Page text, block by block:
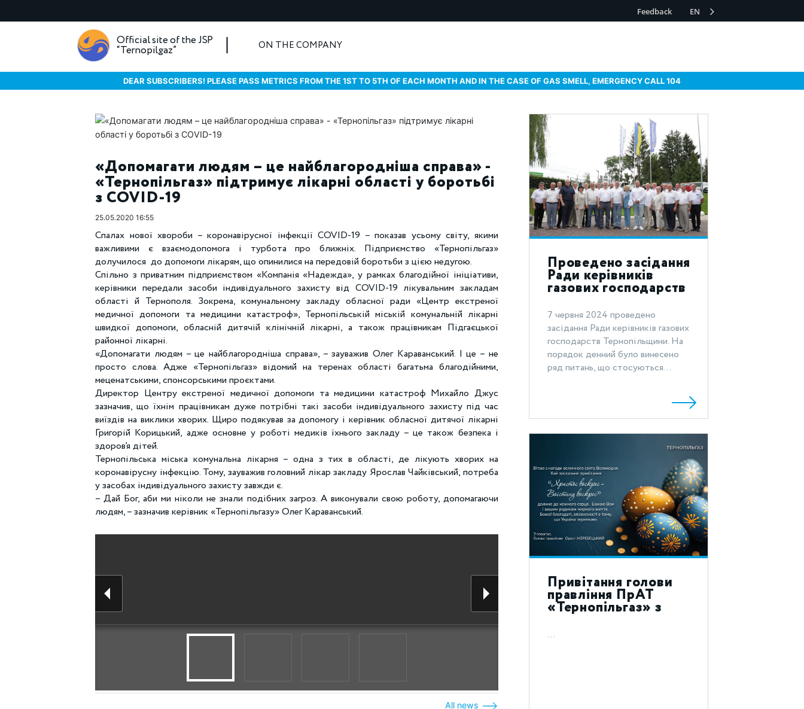
Feedback EN
Official site of the JSP
“Ternopilgaz” ON THE COMPANY
DEAR SUBSCRIBERS! PLEASE PASS METRICS FROM THE 1ST TO 5TH OF EACH MONTH AND IN THE CASE OF GAS SMELL, EMERGENCY CALL 104
«Допомагати людям – це найблагородніша справа» -
«Тернопільгаз» підтримує лікарні області у боротьбі
з COVID-19
25.05.2020 16:55
Спалах нової хвороби – коронавірусної інфекції COVID-19 – показав усьому світу, якими
важливими є взаємодопомога і турбота про ближніх. Підприємство «Тернопільгаз»
долучилося до допомоги лікарям, що опинилися на передовій боротьби з цією недугою.
Спільно з приватним підприємством «Компанія «Надежда», у рамках благодійної ініціативи,
керівники передали засоби індивідуального захисту від COVID-19 лікувальним закладам
області й Тернополя. Зокрема, комунальному закладу обласної ради «Центр екстреної
медичної допомоги та медицини катастроф», Тернопільській міській комунальній лікарні
швидкої допомоги, обласній дитячій клінічній лікарні, а також працівникам Підгаєцької
районної лікарні.
«Допомагати людям – це найблагородніша справа», – зауважив Олег Караванський. І це – не
просто слова. Адже «Тернопільгаз» відомий на теренах області багатьма благодійними,
меценатськими, спонсорськими проєктами.
Директор Центру екстреної медичної допомоги та медицини катастроф Михайло Джус
зазначив, що їхнім працівникам дуже потрібні такі засоби індивідуального захисту під час
виїздів на виклики хворих. Щиро подякував за допомогу і керівник обласної дитячої лікарні
Григорій Корицький, адже основне у роботі медиків їхнього закладу – це також безпека і
здоров’я дітей.
Тернопільська міська комунальна лікарня – одна з тих в області, де лікують хворих на
коронавірусну інфекцію. Тому, зауважив головний лікар закладу Ярослав Чайківський, потреба
у засобах індивідуального захисту завжди є.
– Дай Бог, аби ми ніколи не знали подібних загроз. А виконували свою роботу, допомагаючи
людям, – зазначив керівник «Тернопільгазу» Олег Караванський.
All news
Проведено засідання
Ради керівників
газових господарств
Тернопільщини
7 червня 2024 проведено
засідання Ради керівників газових
господарств Тернопільщини. На
порядок денний було винесено
ряд питань, що стосуються...
Привітання голови
правління ПрАТ
«Тернопільгаз» з
святом Воскресіння
Христового 2023!
...